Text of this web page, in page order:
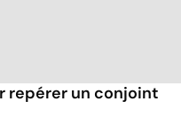
repérer un conjoint